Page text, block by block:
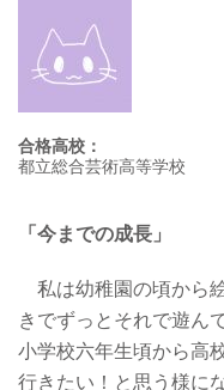
合格高校：
都立総合芸術高等学校
「今までの成長」
私は幼稚園の頃から
きでずっとそれで遊ん
小学校六年生頃から高
行きたい！と思う様に